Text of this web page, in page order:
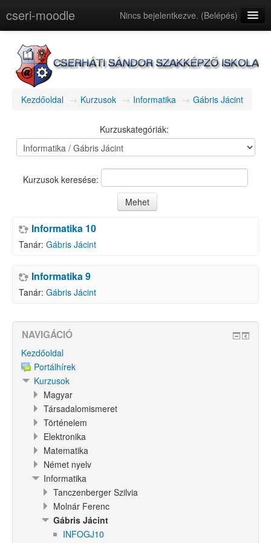
cseri-moodle Nincs bejelentkezve. (Belépés)
Kezdőoldal → Kurzusok → Informatika → Gábris Jácint
Kurzuskategóriák:
Kurzusok keresése:
Informatika 10
Tanár: Gábris Jácint
Informatika 9
Tanár: Gábris Jácint
NAVIGÁCIÓ
Kezdőoldal
Portálhírek
Kurzusok
Magyar
Társadalomismeret
Történelem
Elektronika
Matematika
Német nyelv
Informatika
Tanczenberger Szilvia
Molnár Ferenc
Gábris Jácint
INFOGJ10